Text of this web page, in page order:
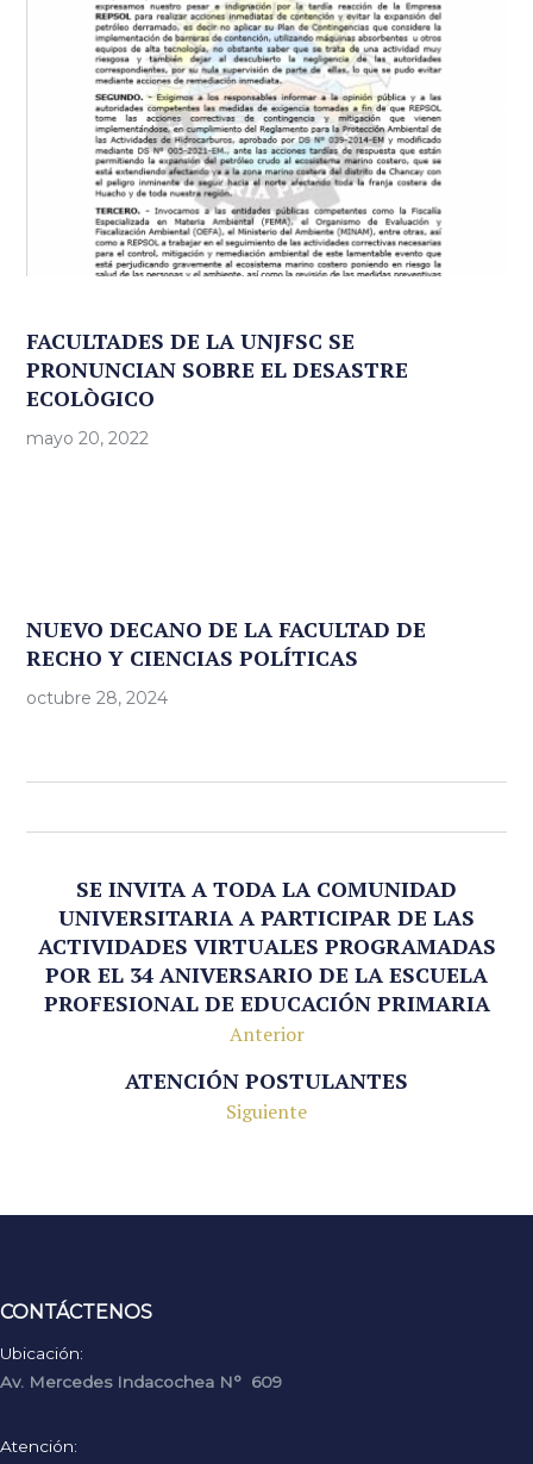
FACULTADES DE LA UNJFSC SE
PRONUNCIAN SOBRE EL DESASTRE
ECOLÒGICO
mayo 20, 2022
NUEVO DECANO DE LA FACULTAD DE
RECHO Y CIENCIAS POLÍTICAS
octubre 28, 2024
SE INVITA A TODA LA COMUNIDAD
UNIVERSITARIA A PARTICIPAR DE LAS
ACTIVIDADES VIRTUALES PROGRAMADAS
POR EL 34 ANIVERSARIO DE LA ESCUELA
PROFESIONAL DE EDUCACIÓN PRIMARIA
Anterior
ATENCIÓN POSTULANTES
Siguiente
CONTÁCTENOS
Ubicación:
Av. Mercedes Indacochea N° 609
Atención: